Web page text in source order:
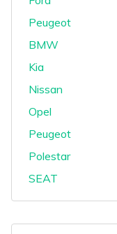
Peugeot
BMW
Kia
Nissan
Opel
Peugeot
Polestar
SEAT